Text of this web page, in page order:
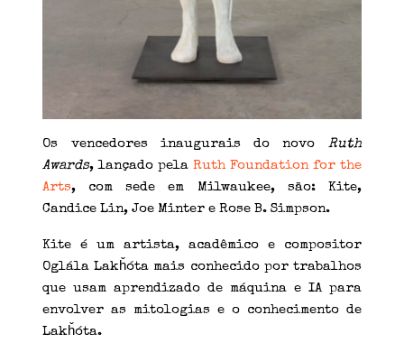
Os vencedores inaugurais do novo Ruth
Awards, lançado pela Ruth Foundation for the
Arts, com sede em Milwaukee, são: Kite,
Candice Lin, Joe Minter e Rose B. Simpson.
Kite é um artista, acadêmico e compositor
Oglála Lakȟóta mais conhecido por trabalhos
que usam aprendizado de máquina e IA para
envolver as mitologias e o conhecimento de
Lakȟóta.